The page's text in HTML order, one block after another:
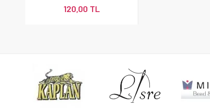
120,00 TL